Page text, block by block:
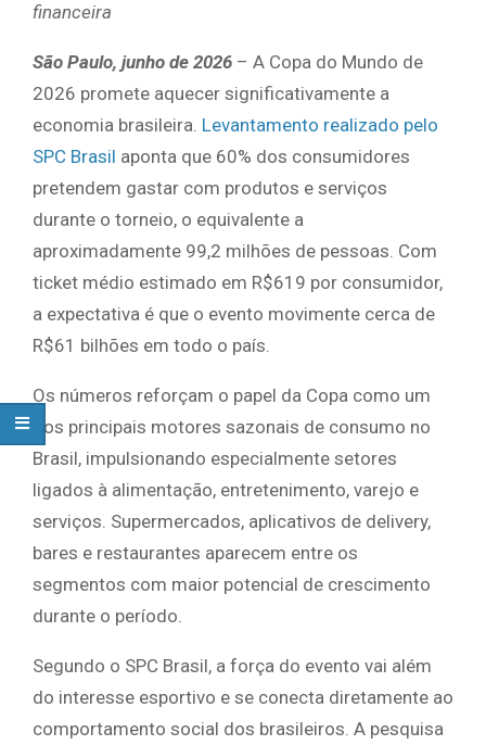
financeira
São Paulo, junho de 2026 – A Copa do Mundo de
2026 promete aquecer significativamente a
economia brasileira. Levantamento realizado pelo
SPC Brasil aponta que 60% dos consumidores
pretendem gastar com produtos e serviços
durante o torneio, o equivalente a
aproximadamente 99,2 milhões de pessoas. Com
ticket médio estimado em R$619 por consumidor,
a expectativa é que o evento movimente cerca de
R$61 bilhões em todo o país.
Os números reforçam o papel da Copa como um
dos principais motores sazonais de consumo no
Brasil, impulsionando especialmente setores
ligados à alimentação, entretenimento, varejo e
serviços. Supermercados, aplicativos de delivery,
bares e restaurantes aparecem entre os
segmentos com maior potencial de crescimento
durante o período.
Segundo o SPC Brasil, a força do evento vai além
do interesse esportivo e se conecta diretamente ao
comportamento social dos brasileiros. A pesquisa